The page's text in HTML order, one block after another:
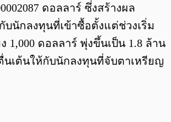
ดอลลาร์ ซึ่งสร้างผล
นักลงทุนที่เข้าซื้อตั้งแต่ช่วงเริ่ม
1,000 ดอลลาร์ พุ่งขึ้นเป็น 1.8 ล้าน
นเต้นให้กับนักลงทุนที่จับตาเหรียญ